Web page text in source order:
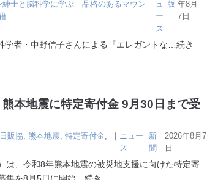
紳士と脳科学に学ぶ 品格のあるマウン
ュ
ー
ス
版 年8月
7日
・中野信子さんによる『エレガントな …続き
熊本地震に特定寄付金 9月30日まで受
日販協, 熊本地震, 特定寄付金,
｜ ニュー
ス
新
聞
2026年8月7
日
、令和8年熊本地震の被災地支援に向けた特定寄